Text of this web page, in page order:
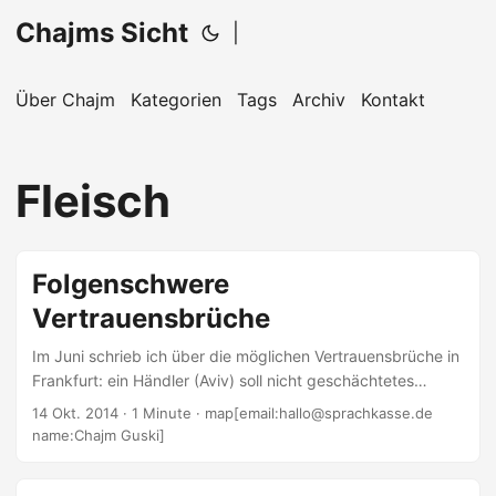
Chajms Sicht
Über Chajm Kategorien Tags Archiv Kontakt
Fleisch
Folgenschwere
Vertrauensbrüche
Im Juni schrieb ich über die möglichen Vertrauensbrüche in
Frankfurt: ein Händler (Aviv) soll nicht geschächtetes
Fleisch als koscheres verkauft haben. Er soll das Fleisch
also geradezu gestreckt haben. Würde sich das
14 Okt. 2014 · 1 Minute · map[email:hallo@sprachkasse.de
name:Chajm Guski]